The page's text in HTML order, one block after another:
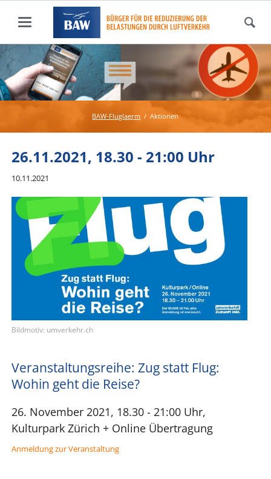
BAW-Fluglaerm Aktionen
26.11.2021, 18.30 - 21:00 Uhr
10.11.2021
Bildmotiv: umverkehr.ch
Veranstaltungsreihe: Zug statt Flug:
Wohin geht die Reise?
26. November 2021, 18.30 - 21:00 Uhr,
Kulturpark Zürich + Online Übertragung
Anmeldung zur Veranstaltung